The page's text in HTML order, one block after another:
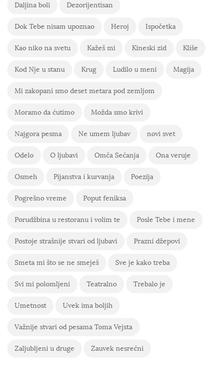
Daljina boli Dezorijentisan
Dok Tebe nisam upoznao Heroj Ispočetka
Kao niko na svetu Kažeš mi Kineski zid Kliše
Kod Nje u stanu Krug Ludilo u meni Magija
Mi zakopani smo deset metara pod zemljom
Moramo da ćutimo Možda smo krivi
Najgora pesma Ne umem ljubav novi svet
Odelo O ljubavi Omča Sećanja Ona veruje
Osmeh Pijanstva i kurvanja Poezija
Pogrešno vreme Poput feniksa
Porudžbina u restoranu i volim te Posle Tebe i mene
Postoje strašnije stvari od ljubavi Prazni džepovi
Smeta mi što se ne smeješ Sve je kako treba
Svi mi polomljeni Teatralno Trebalo je
Umetnost Uvek ima boljih
Važnije stvari od pesama Toma Vejsta
Zaljubljeni u druge Zauvek nesrećni